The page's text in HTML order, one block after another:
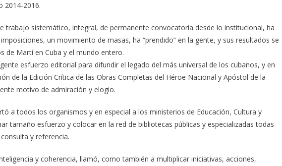
2014-2016.
trabajo sistemático, integral, de permanente convocatoria desde lo institucional, ha
un movimiento de masas, ha “prendido” en la gente, y sus resultados se
de Martí en Cuba y el mundo entero.
esfuerzo editorial para difundir el legado del más universal de los cubanos, y en
de la Edición Crítica de las Obras Completas del Héroe Nacional y Apóstol de la
motivo de admiración y elogio.
a todos los organismos y en especial a los ministerios de Educación, Cultura y
tamaño esfuerzo y colocar en la red de bibliotecas públicas y especializadas todas
y referencia.
y coherencia, llamó, como también a multiplicar iniciativas, acciones,